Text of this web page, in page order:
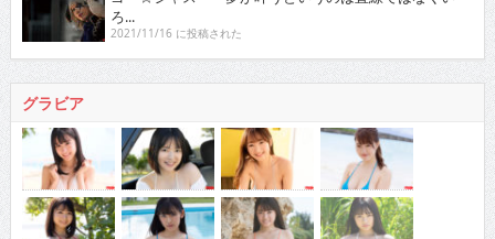
ろ...
2021/11/16 に投稿された
グラビア